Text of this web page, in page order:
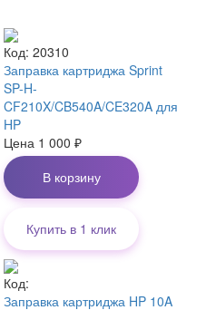
Код: 20310
Заправка картриджа Sprint
SP-H-
CF210X/CB540A/CE320A для
HP
Цена 1 000 ₽
В корзину
Купить в 1 клик
Код:
Заправка картриджа HP 10A